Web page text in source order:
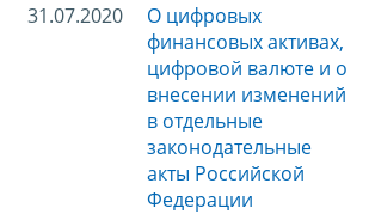
31.07.2020
О цифровых
финансовых активах,
цифровой валюте и о
внесении изменений
в отдельные
законодательные
акты Российской
Федерации